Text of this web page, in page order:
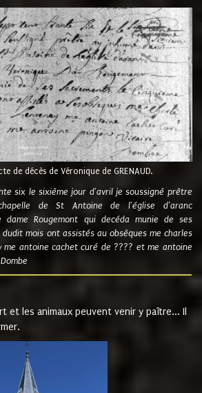
de décès de Véronique de GRENAUD.
six le sixième jour d'avril je soussigné prêtre
de St Antoine de l'église d'aranc
dame Rougemont qui decéda munie de ses
mois ont assistés au obsèques me charles
antoine cachet curé de ???? et me antoine
et les animaux peuvent venir y paître... Il